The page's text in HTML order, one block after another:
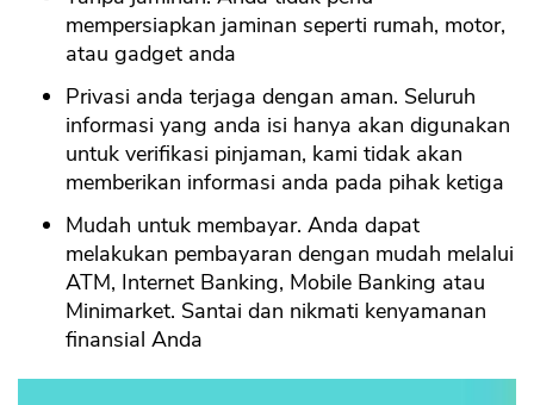
mempersiapkan jaminan seperti rumah, motor,
atau gadget anda
Privasi anda terjaga dengan aman. Seluruh
informasi yang anda isi hanya akan digunakan
untuk verifikasi pinjaman, kami tidak akan
memberikan informasi anda pada pihak ketiga
Mudah untuk membayar. Anda dapat
melakukan pembayaran dengan mudah melalui
ATM, Internet Banking, Mobile Banking atau
Minimarket. Santai dan nikmati kenyamanan
finansial Anda